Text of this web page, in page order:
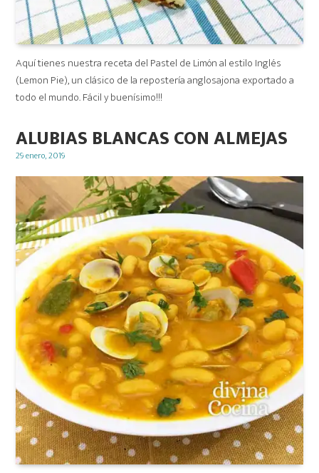
Aquí tienes nuestra receta del Pastel de Limón al estilo Inglés
(Lemon Pie), un clásico de la repostería anglosajona exportado a
todo el mundo. Fácil y buenísimo!!!
ALUBIAS BLANCAS CON ALMEJAS
Posted
29 enero, 2019